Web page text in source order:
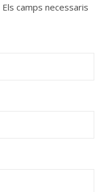
Els camps necessaris